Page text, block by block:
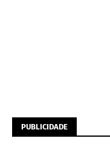
PUBLICIDADE